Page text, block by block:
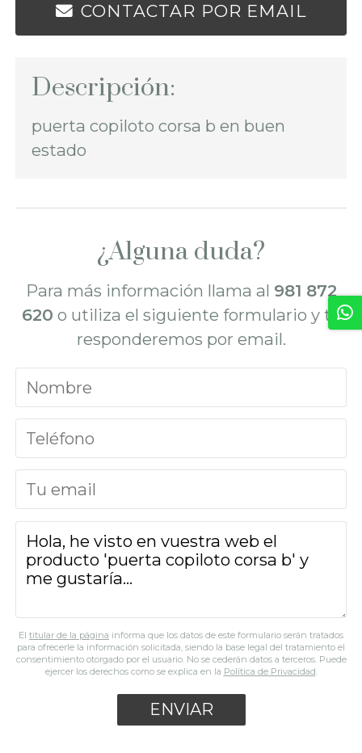
CONTACTAR POR EMAIL
Descripción:
puerta copiloto corsa b en buen
estado
¿Alguna duda?
Para más información llama al 981 872
620 o utiliza el siguiente formulario y te
responderemos por email.
El titular de la página informa que los datos de este formulario serán tratados
para ofrecerle la información solicitada, siendo la base legal del tratamiento el
consentimiento otorgado por el usuario. No se cederán datos a terceros. Puede
ejercer los derechos como se explica en la Política de Privacidad.